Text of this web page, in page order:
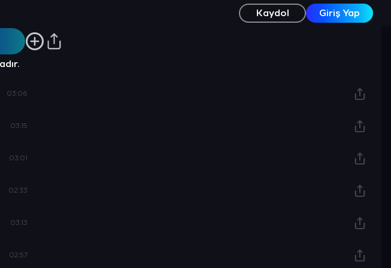
Kaydol Giriş Yap
03:06
03:15
03:01
02:33
03:13
02:57